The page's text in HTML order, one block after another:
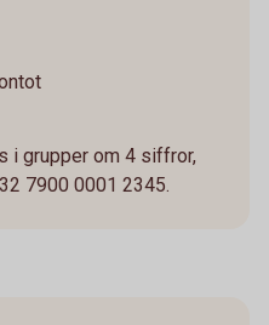
i grupper om 4 siffror,
7900 0001 2345.